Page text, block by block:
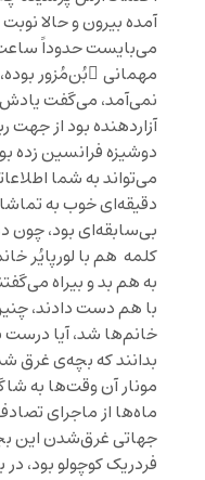
آمده بیرون و حالا
می‌بایست حدوداً ساعت
مهمانی ُبُن‌مُزور بوده،
نمی‌آمد، می‌گفت
آزاردهنده بود از
دوشیزه فرانسین زده
می‌تواند به شما
دقیقه‌ای خوب به تماشا
بی‌سابقه‌ای بود، چون
کلمه هم با لورپایُر
به هم ‌‌بد و بیراه
با هم دست دادند،
خانم‌ها شد، آیا درست
بدانند که بچه‌ی غرق
مونار آن وقت‌ها به
ماه‌ها از ماجرای
جهاتی غرق‌شدن این
فردریک کوچولو بود،